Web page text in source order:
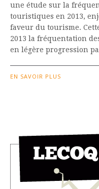
une étude sur la
touristiques en 2013,
faveur du tourisme.
2013 la fréquentation
en légère progression
EN SAVOIR PLUS